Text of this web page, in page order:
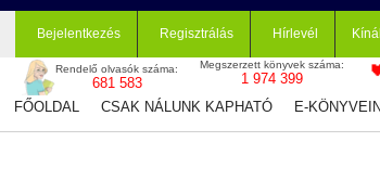
Bejelentkezés Regisztrálás Hírlevél
Rendelő olvasók száma:
681 583
Megszerzett könyvek száma:
1 974 399
FŐOLDAL CSAK NÁLUNK KAPHATÓ E-